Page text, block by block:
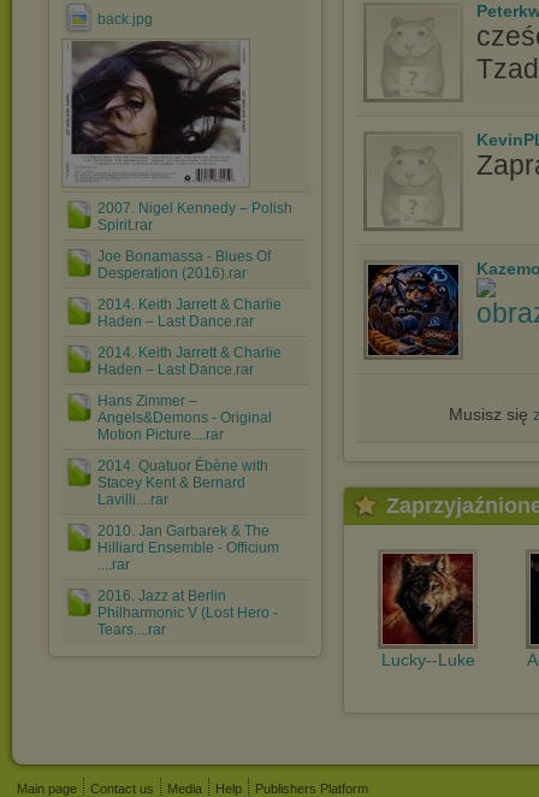
back.jpg
2007. Nigel Kennedy ‎– Polish
Spirit.rar
Joe Bonamassa - Blues Of
Desperation (2016).rar
2014. Keith Jarrett & Charlie
Haden – Last Dance.rar
2014. Keith Jarrett & Charlie
Haden – Last Dance.rar
Hans Zimmer ‎–
Angels&Demons - Original
Motion Picture....rar
2014. Quatuor Ébène with
Stacey Kent & Bernard
Lavilli....rar
2010. Jan Garbarek & The
Hilliard Ensemble - Officium
....rar
2016. Jazz at Berlin
Philharmonic V (Lost Hero -
Tears....rar
Musisz się
Lucky--Luke
Main page Contact us Media Help
Publishers Platform